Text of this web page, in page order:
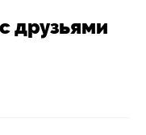
друзьями